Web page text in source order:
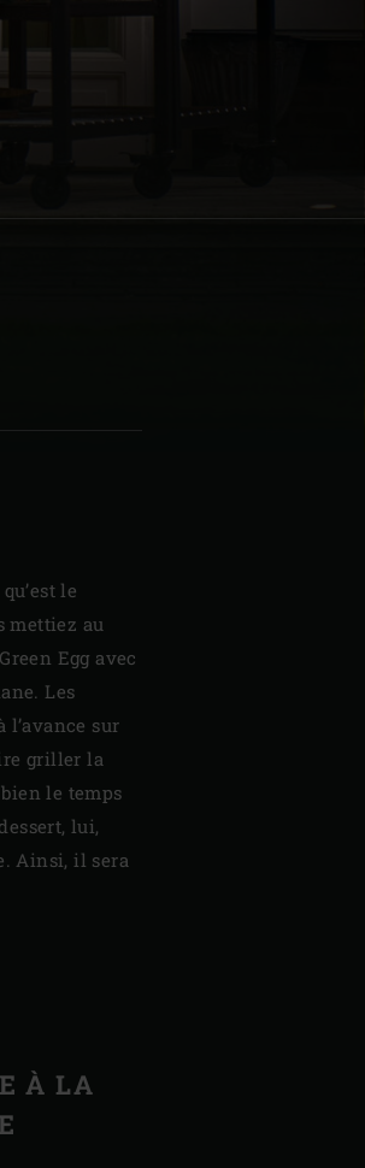
le
mettiez au
Egg avec
Les
l’avance sur
griller la
le temps
lui,
Ainsi, il sera
À LA